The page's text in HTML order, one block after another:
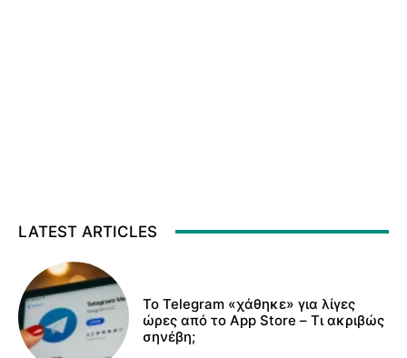
LATEST ARTICLES
Το Telegram «χάθηκε» για λίγες
ώρες από το App Store – Τι ακριβώς
σηνέβη;